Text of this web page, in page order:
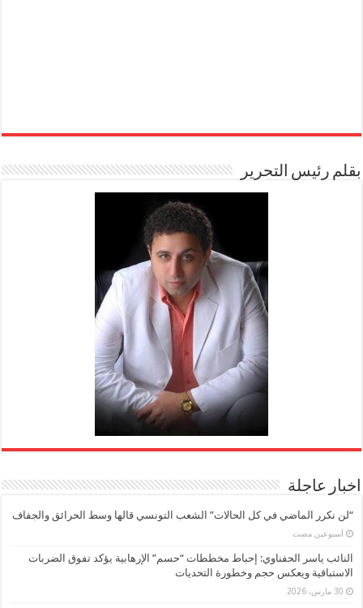
بقلم رئيس التحرير
اخبار عاجلة
“لن نكرر الماضي في كل الحالات” الشعب التونسي قالها وسط الحرائق والجفاف
‏أسبوعين مضت
النائب ياسر الحفناوي: إحباط مخططات “حسم” الإرهابية يؤكد تفوق الضربات
الاستباقية ويعكس حجم وخطورة التحديات
30 مارس، 2026